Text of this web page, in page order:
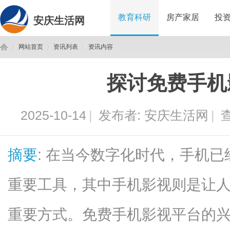
安庆生活网 教育科研 房产家居 投
网站首页 资讯列表 资讯内容
探讨免费手
2025-10-14 | 发布者: 安庆生活网 |
摘要: 在当今数字化时代，手机
重要工具，其中手机影视则是让
重要方式。免费手机影视平台的